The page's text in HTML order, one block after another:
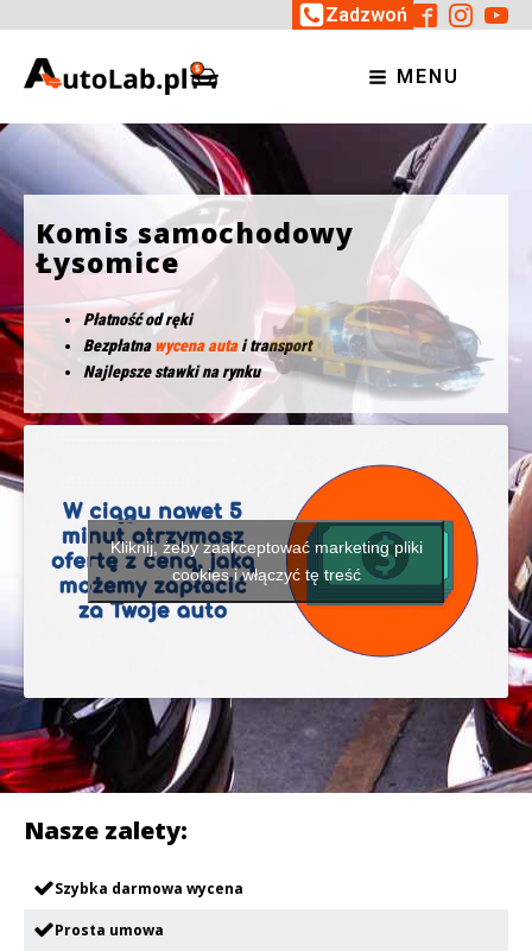
Zadzwoń
MENU
Komis samochodowy
Łysomice
Płatność od ręki
Bezpłatnawycena autai transport
Najlepsze stawki na rynku
Kliknij, żeby zaakceptować marketing pliki
cookies i włączyć tę treść
Nasze zalety:
Szybka darmowa wycena
Prosta umowa